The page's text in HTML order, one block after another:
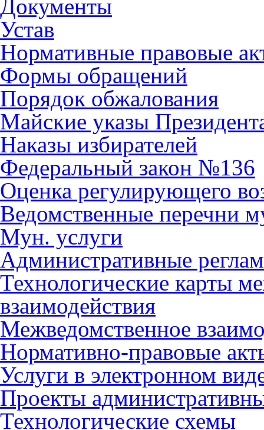
Документы
Устав
Нормативные правовые
Формы обращений
Порядок обжалования
Майские указы
Наказы избирателей
Федеральный закон №136
Оценка регулирующего
Ведомственные перечни
Мун. услуги
Административные
Технологические карты
взаимодействия
Межведомственное
Нормативно-правовые
Услуги в электронном
Проекты
Технологические схемы